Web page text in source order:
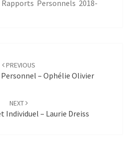
Rapports Personnels 2018-
PREVIOUS
– Ophélie Olivier
NEXT
Individuel – Laurie Dreiss